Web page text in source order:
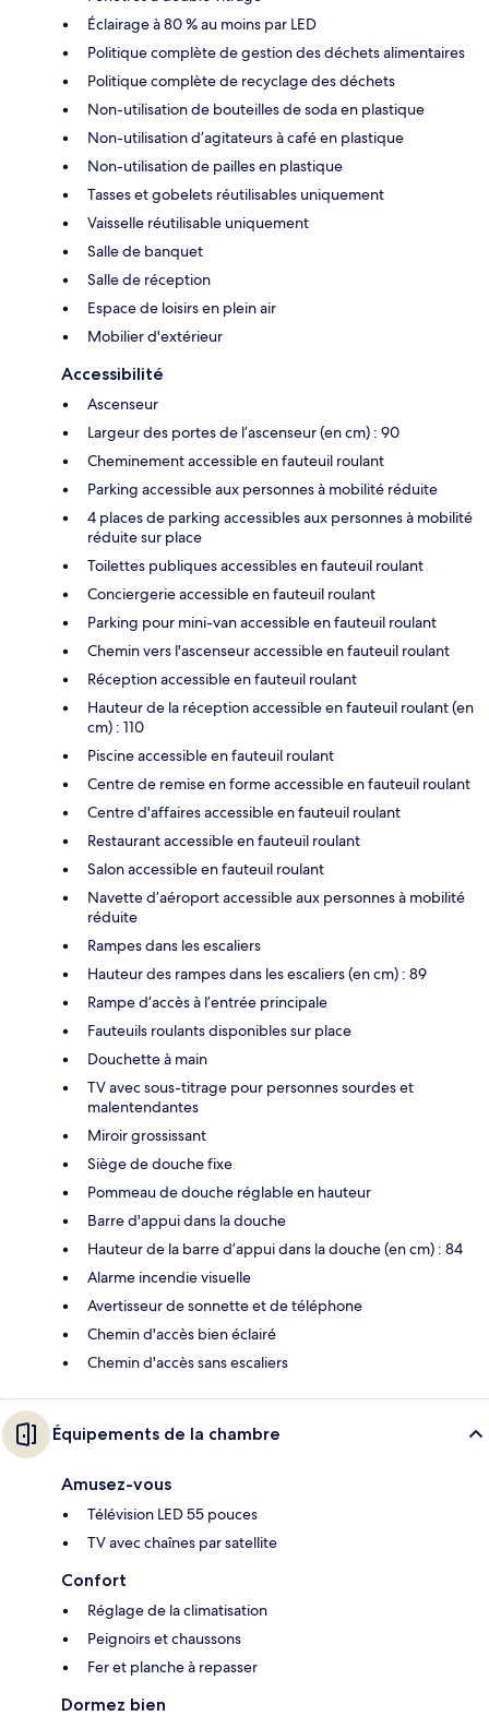
Éclairage à 80 % au moins par LED
Politique complète de gestion des déchets alimentaires
Politique complète de recyclage des déchets
Non-utilisation de bouteilles de soda en plastique
Non-utilisation d’agitateurs à café en plastique
Non-utilisation de pailles en plastique
Tasses et gobelets réutilisables uniquement
Vaisselle réutilisable uniquement
Salle de banquet
Salle de réception
Espace de loisirs en plein air
Mobilier d'extérieur
Accessibilité
Ascenseur
Largeur des portes de l’ascenseur (en cm) : 90
Cheminement accessible en fauteuil roulant
Parking accessible aux personnes à mobilité réduite
4 places de parking accessibles aux personnes à mobilité
réduite sur place
Toilettes publiques accessibles en fauteuil roulant
Conciergerie accessible en fauteuil roulant
Parking pour mini-van accessible en fauteuil roulant
Chemin vers l'ascenseur accessible en fauteuil roulant
Réception accessible en fauteuil roulant
Hauteur de la réception accessible en fauteuil roulant (en
cm) : 110
Piscine accessible en fauteuil roulant
Centre de remise en forme accessible en fauteuil roulant
Centre d'affaires accessible en fauteuil roulant
Restaurant accessible en fauteuil roulant
Salon accessible en fauteuil roulant
Navette d’aéroport accessible aux personnes à mobilité
réduite
Rampes dans les escaliers
Hauteur des rampes dans les escaliers (en cm) : 89
Rampe d’accès à l’entrée principale
Fauteuils roulants disponibles sur place
Douchette à main
TV avec sous-titrage pour personnes sourdes et
malentendantes
Miroir grossissant
Siège de douche fixe
Pommeau de douche réglable en hauteur
Barre d'appui dans la douche
Hauteur de la barre d’appui dans la douche (en cm) : 84
Alarme incendie visuelle
Avertisseur de sonnette et de téléphone
Chemin d'accès bien éclairé
Chemin d'accès sans escaliers
Équipements de la chambre
Amusez-vous
Télévision LED 55 pouces
TV avec chaînes par satellite
Confort
Réglage de la climatisation
Peignoirs et chaussons
Fer et planche à repasser
Dormez bien